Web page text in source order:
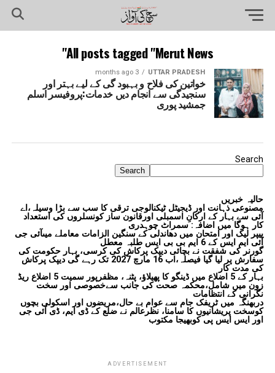
All posts tagged "Merut News"
UTTAR PRADESH
3 months ago
خواتین کی فلاح و بہبود گی کے لیے بہتر اور
سنجیدگی سے انجام دیں خدمات:پروفیسر اسلم
جمشید پوری
Search
Search
حالیہ خبریں
مصنوعی ذہانت اور ڈیجیٹل ٹیکنالوجی ترقی کا سب سے بڑا وسیلہ،اے
آئی سے بہار کے ارکانِ اسمبلی اورقانون ساز کونسلروں کی استعداد
کار ہوگا میں اضافہ: سمراٹ چوہدری
پیپر لیک اور امتحان میں دھاندلی کے سنگین الزامات معاملے میںآئی جی
آئی ایم ایس کے 6 ایم بی بی ایس طلبہ معطل
گورنر کی شفقت نے بچائی دیپک پرکاش کی کرسی، بہار حکومت کی
سفارش پر لیا گیا فیصلہ،اب 16 مارچ 2027 تک رہے گی دیپک پرکاش
کی مدت کار
بہار کے 5 اضلاع میں ڈینگو کا پھیلاؤ، پٹنہ، مظفرپور سمیت 5 اضلاع ریڈ
زون میں شامل،محکمہ صحت کی جانب سےخصوصی اور سخت
نگرانی کے انتظامات
دربھنگہ میں ٹریفک جام سے عوام بے حال،مریضوں اور اسکولی بچوں
کوسخت پریشانیوں کا سامنا، نظرعالم نے ضلع کے ڈی ایم، ڈی آئی جی
اور ایس ایس پی کوبھیجا مکتوب
ADVERTISEMENT